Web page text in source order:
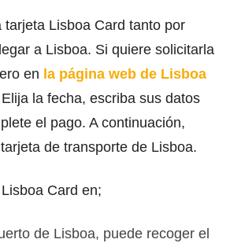
tarjeta Lisboa Card tanto por
a Lisboa. Si quiere solicitarla
en la página web de Lisboa
la fecha, escriba sus datos
el pago. A continuación,
de transporte de Lisboa.
Card en;
de Lisboa, puede recoger el